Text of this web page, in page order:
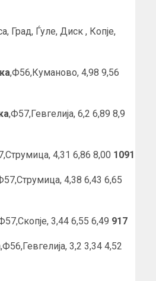
Град, Ѓуле, Диск , Копје,
,Ф56,Куманово, 4,98 9,56
,Ф57,Гевгелија, 6,2 6,89 8,9
4,31 6,86 8,00 1091
4,38 6,43 6,65
3,44 6,55 6,49 917
3,2 3,34 4,52